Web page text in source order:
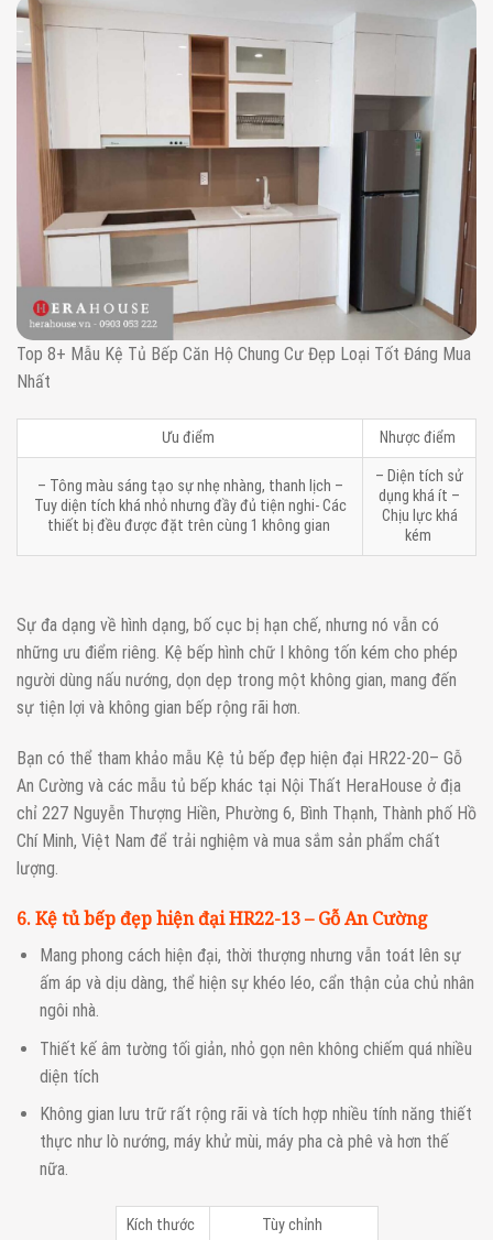
Top 8+ Mẫu Kệ Tủ Bếp Căn Hộ Chung Cư Đẹp Loại Tốt Đáng Mua
Nhất
Ưu điểm Nhược điểm
– Tông màu sáng tạo sự nhẹ nhàng, thanh lịch –
Tuy diện tích khá nhỏ nhưng đầy đủ tiện nghi- Các
thiết bị đều được đặt trên cùng 1 không gian
– Diện tích sử
dụng khá ít –
Chịu lực khá
kém
Sự đa dạng về hình dạng, bố cục bị hạn chế, nhưng nó vẫn có
những ưu điểm riêng. Kệ bếp hình chữ I không tốn kém cho phép
người dùng nấu nướng, dọn dẹp trong một không gian, mang đến
sự tiện lợi và không gian bếp rộng rãi hơn.
Bạn có thể tham khảo mẫu Kệ tủ bếp đẹp hiện đại HR22-20– Gỗ
An Cường và các mẫu tủ bếp khác tại Nội Thất HeraHouse ở địa
chỉ 227 Nguyễn Thượng Hiền, Phường 6, Bình Thạnh, Thành phố Hồ
Chí Minh, Việt Nam để trải nghiệm và mua sắm sản phẩm chất
lượng.
6. Kệ tủ bếp đẹp hiện đại HR22-13 – Gỗ An Cường
Mang phong cách hiện đại, thời thượng nhưng vẫn toát lên sự
ấm áp và dịu dàng, thể hiện sự khéo léo, cẩn thận của chủ nhân
ngôi nhà.
Thiết kế âm tường tối giản, nhỏ gọn nên không chiếm quá nhiều
diện tích
Không gian lưu trữ rất rộng rãi và tích hợp nhiều tính năng thiết
thực như lò nướng, máy khử mùi, máy pha cà phê và hơn thế
nữa.
Kích thước Tùy chỉnh